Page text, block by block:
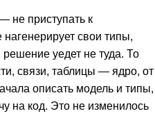
не приступать к
свои типы,
уедет не туда. То
связи, таблицы — ядро, от
описать модель и типы,
на код. Это не изменилось